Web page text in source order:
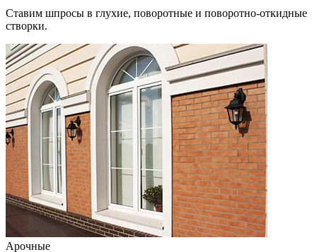
Ставим шпросы в глухие, поворотные и поворотно-откидные
створки.
Арочные